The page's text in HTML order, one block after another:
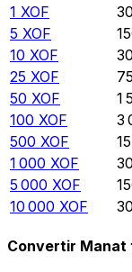
1 XOF
5 XOF
10 XOF
25 XOF
50 XOF 1
100 XOF 3
500 XOF
1 000 XOF
5 000 XOF
10 000 XOF
Convertir Manat